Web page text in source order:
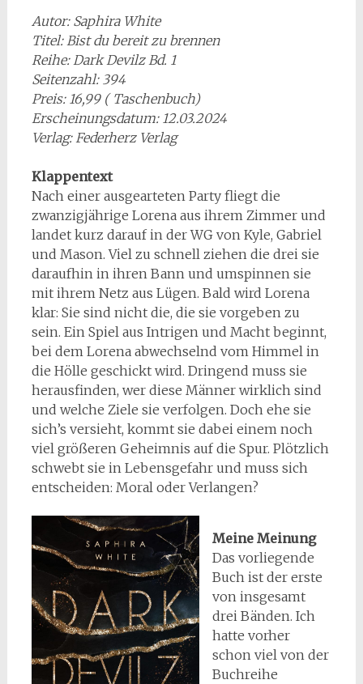
Autor: Saphira White
Titel: Bist du bereit zu brennen
Reihe: Dark Devilz Bd. 1
Seitenzahl: 394
Preis: 16,99 ( Taschenbuch)
Erscheinungsdatum: 12.03.2024
Verlag: Federherz Verlag
Klappentext
Nach einer ausgearteten Party fliegt die
zwanzigjährige Lorena aus ihrem Zimmer und
landet kurz darauf in der WG von Kyle, Gabriel
und Mason. Viel zu schnell ziehen die drei sie
daraufhin in ihren Bann und umspinnen sie
mit ihrem Netz aus Lügen. Bald wird Lorena
klar: Sie sind nicht die, die sie vorgeben zu
sein. Ein Spiel aus Intrigen und Macht beginnt,
bei dem Lorena abwechselnd vom Himmel in
die Hölle geschickt wird. Dringend muss sie
herausfinden, wer diese Männer wirklich sind
und welche Ziele sie verfolgen. Doch ehe sie
sich’s versieht, kommt sie dabei einem noch
viel größeren Geheimnis auf die Spur. Plötzlich
schwebt sie in Lebensgefahr und muss sich
entscheiden: Moral oder Verlangen?
Meine Meinung
Das vorliegende
Buch ist der erste
von insgesamt
drei Bänden. Ich
hatte vorher
schon viel von der
Buchreihe